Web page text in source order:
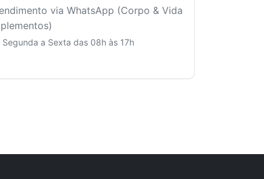
via WhatsApp (Corpo & Vida
Segunda a Sexta das 08h às 17h